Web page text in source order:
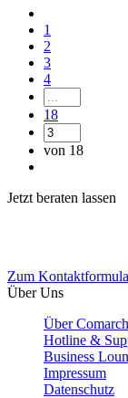
1
2
3
4
18
von 18
Jetzt beraten lassen
Zum
Über Uns
Über Comarch
Hotline &
Business
Impressum
Datenschutz